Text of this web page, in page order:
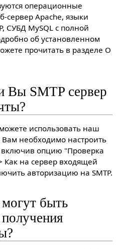
операционные
сервер Apache, языки
СУБД MySQL с полной
об установленном
прочитать в разделе О
Вы SMTP сервер
использовать наш
необходимо настроить
включив опцию "Проверка
Как на сервер входящей
авторизацию на SMTP.
быть